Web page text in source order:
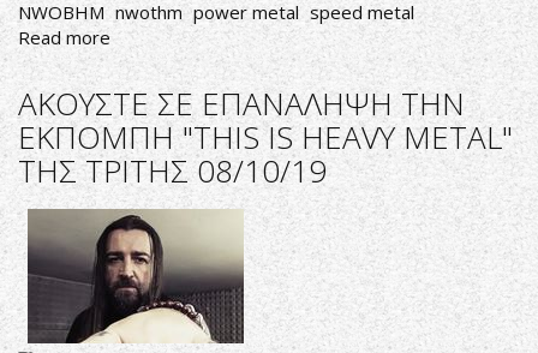
NWOBHM nwothm power metal speed metal
Read more about
AΚΟΥΣΤΕ
ΣΕ
ΕΠΑΝΑΛΗΨΗ
ΤΗΝ
ΕΚΠΟΜΠΗ
"THIS
IS
HEAVY
METAL"
ΤΗΣ
ΠΑΡΑΣΚΕΥΗΣ
11/10/19
AΚΟΥΣΤΕ ΣΕ ΕΠΑΝΑΛΗΨΗ ΤΗΝ
ΕΚΠΟΜΠΗ "THIS IS HEAVY METAL"
ΤΗΣ ΤΡΙΤΗΣ 08/10/19